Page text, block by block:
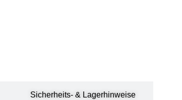
Sicherheits- & Lagerhinweise